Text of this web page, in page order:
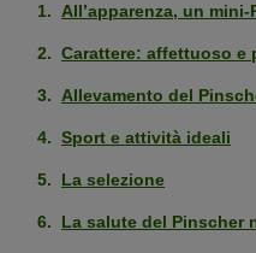
All’apparenza, un
Carattere: affettuoso e
Allevamento del
Sport e attività ideali
La selezione
La salute del Pinscher